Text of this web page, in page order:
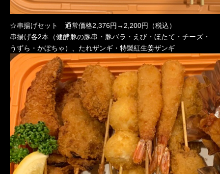
☆串揚げセット 通常価格2,376円→2,200円（税込）
串揚げ各2本（健酵豚の豚串・豚バラ・えび・ほたて・チーズ・
うずら・かぼちゃ）、たれザンギ・特製紅生姜ザンギ